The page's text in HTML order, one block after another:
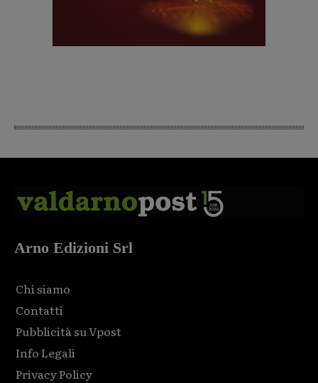
Arno Edizioni Srl
Chi siamo
Contatti
Pubblicità su Vpost
Info Legali
Privacy Policy